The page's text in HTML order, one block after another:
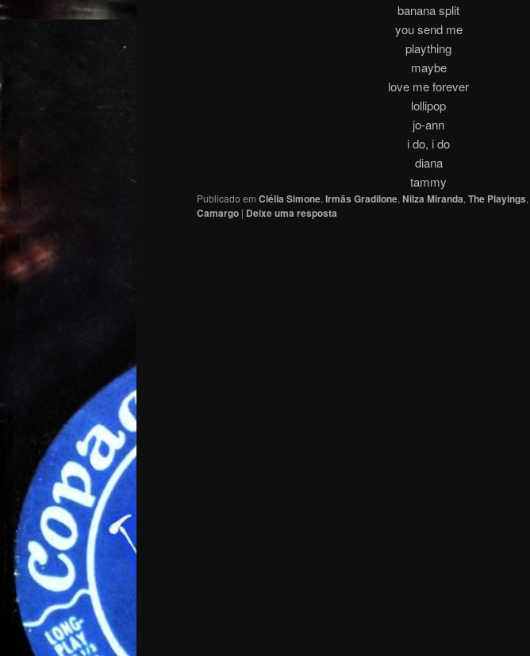
banana split
you send me
plaything
maybe
love me forever
lollipop
jo-ann
i do, i do
diana
tammy
Publicado em Clélia Simone, Irmãs Gradilone, Nilza Miranda, The Playings,
Camargo | Deixe uma resposta